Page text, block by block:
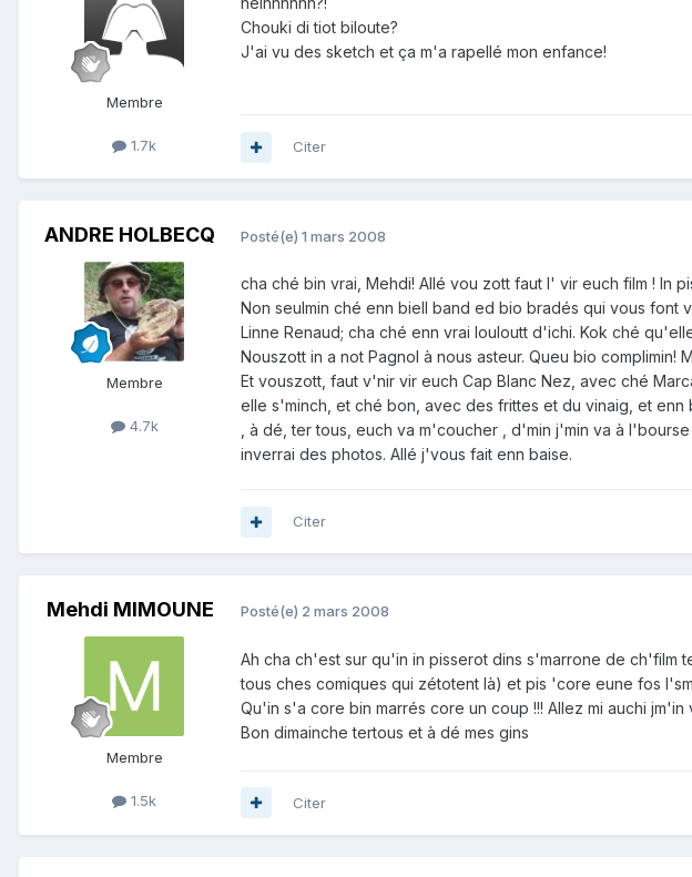
Membre
1.7k
Chouki di tiot biloute?
J'ai vu des sketch et ça m'a rapellé mon enfance!
Citer
ANDRE HOLBECQ
Membre
4.7k
Posté(e) 1 mars 2008
cha ché bin vrai, Mehdi! Allé vou zott faut l' vir euch film ! In
Non seulmin ché enn biell band ed bio bradés qui vous font
Linne Renaud; cha ché enn vrai louloutt d'ichi. Kok ché
Nouszott in a not Pagnol à nous asteur. Queu bio complimin!
Et vouszott, faut v'nir vir euch Cap Blanc Nez, avec ché
elle s'minch, et ché bon, avec des frittes et du vinaig, et enn
, à dé, ter tous, euch va m'coucher , d'min j'min va à
inverrai des photos. Allé j'vous fait enn baise.
Citer
Mehdi MIMOUNE
Membre
1.5k
Posté(e) 2 mars 2008
Ah cha ch'est sur qu'in in pisserot dins s'marrone de ch'film
tous ches comiques qui zétotent là) et pis 'core eune fos
Qu'in s'a core bin marrés core un coup !!! Allez mi auchi
Bon dimainche tertous et à dé mes gins
Citer